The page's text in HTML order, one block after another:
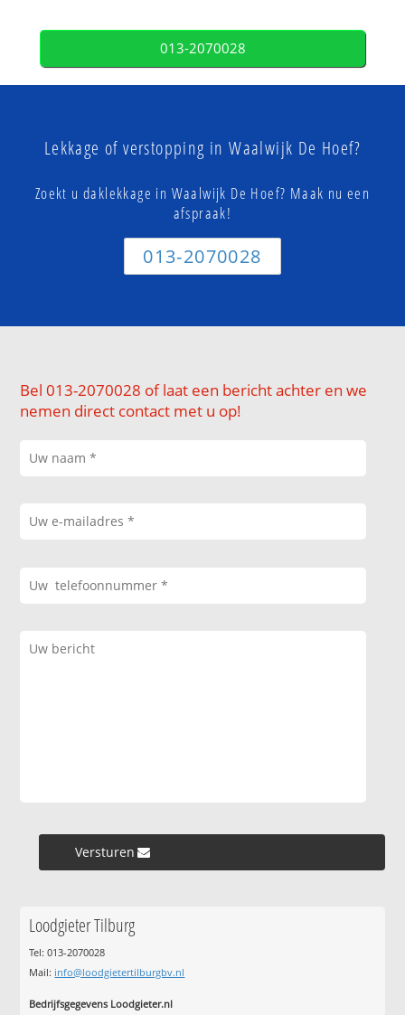
013-2070028
Lekkage of verstopping in Waalwijk De Hoef?
Zoekt u daklekkage in Waalwijk De Hoef? Maak nu een
afspraak!
013-2070028
Bel 013-2070028 of laat een bericht achter en we
nemen direct contact met u op!
Versturen »
Loodgieter Tilburg
Tel: 013-2070028
Mail: info@loodgietertilburgbv.nl
Bedrijfsgegevens Loodgieter.nl